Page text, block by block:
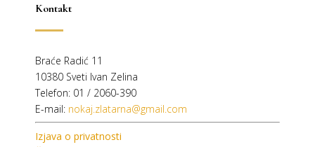
Kontakt
Braće Radić 11
10380 Sveti Ivan Zelina
Telefon: 01 / 2060-390
E-mail: nokaj.zlatarna@gmail.com
Izjava o privatnosti